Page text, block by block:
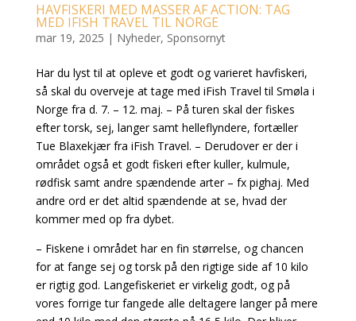
HAVFISKERI MED MASSER AF ACTION: TAG
MED IFISH TRAVEL TIL NORGE
mar 19, 2025 | Nyheder, Sponsornyt
Har du lyst til at opleve et godt og varieret havfiskeri,
så skal du overveje at tage med iFish Travel til Smøla i
Norge fra d. 7. – 12. maj. – På turen skal der fiskes
efter torsk, sej, langer samt helleflyndere, fortæller
Tue Blaxekjær fra iFish Travel. – Derudover er der i
området også et godt fiskeri efter kuller, kulmule,
rødfisk samt andre spændende arter – fx pighaj. Med
andre ord er det altid spændende at se, hvad der
kommer med op fra dybet.
– Fiskene i området har en fin størrelse, og chancen
for at fange sej og torsk på den rigtige side af 10 kilo
er rigtig god. Langefiskeriet er virkelig godt, og på
vores forrige tur fangede alle deltagere langer på mere